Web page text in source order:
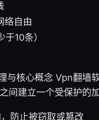
络自由
10条）
与核心概念 Vpn翻墙
间建立一个受保护的
防止被窃取或篡改